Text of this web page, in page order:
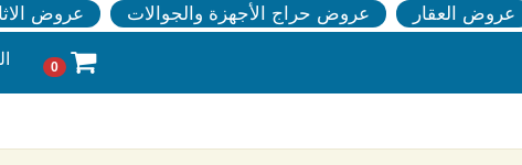
عروض العقار عروض حراج الأجهزة والجوالات عروض
0